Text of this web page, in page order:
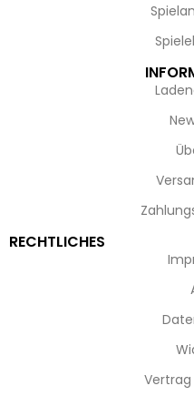
RECHTLICHES